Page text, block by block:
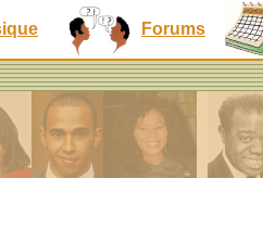
Forums